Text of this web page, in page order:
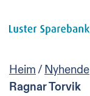
Sparebank
Heim/ Nyhende
Ragnar Torvik
er